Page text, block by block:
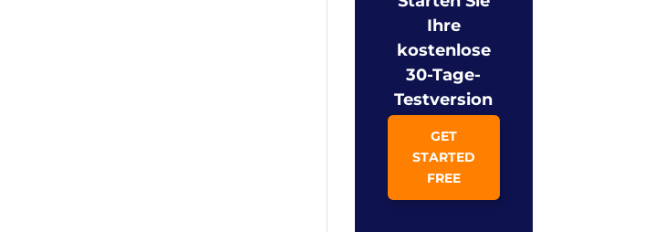
Ihre
kostenlose
30-Tage-
Testversion
GET
STARTED
FREE